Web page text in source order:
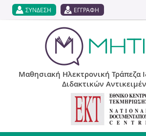
Jump to navigation
ΣΥΝΔΕΣΗ ΕΓΓΡΑΦΗ
Μαθησιακή Ηλεκτρονική Τράπεζα
Διδακτικών